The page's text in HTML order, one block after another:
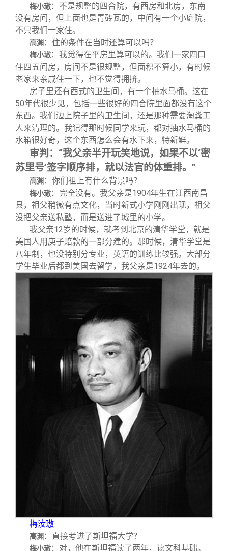
梅小璈：不是规整的四合院，有西房和北房，东南
没有房间，但上面也是青砖瓦的，中间有一个小庭院，
不只我们一家住。
高渊 ：住的条件在当时还算可以吗？
梅小璈：我觉得在平房里算可以的。我们一家四口
住四五间房，房间不是很规整，但面积不算小，有时候
老家来亲戚住一下，也不觉得拥挤。
房子里还有西式的卫生间，有一个抽水马桶。这在
50年代很少见，包括一些很好的四合院里面都没有这个
东西。我们边上院子里的卫生间，还是那种需要淘粪工
人来清理的。我记得那时候同学来玩，都对抽水马桶的
水箱很好奇，这个东西怎么会有水下来，特新鲜。
审判：“我父亲半开玩笑地说，如果不以‘密
苏里号’签字顺序排，就以法官的体重排。”
高渊 ：你们祖上有什么背景吗？
梅小璈：完全没有。我父亲是1904年生在江西南昌
县，祖父稍微有点文化，当时新式小学刚刚出现，祖父
没把父亲送私塾，而是送进了城里的小学。
我父亲12岁的时候，就考到北京的清华学堂，就是
美国人用庚子赔款的一部分建的。那时候，清华学堂是
八年制，也没特别分专业，英语的训练比较强。大部分
学生毕业后都到美国去留学，我父亲是1924年去的。
梅汝璈
高渊 ：直接考进了斯坦福大学？
梅小璈：对，他在斯坦福读了两年，读文科基础。